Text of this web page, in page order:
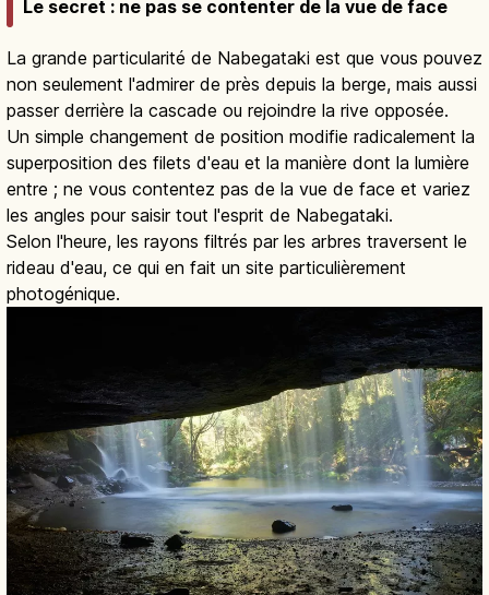
Le secret : ne pas se contenter de la vue de face
La grande particularité de Nabegataki est que vous pouvez
non seulement l'admirer de près depuis la berge, mais aussi
passer derrière la cascade ou rejoindre la rive opposée.
Un simple changement de position modifie radicalement la
superposition des filets d'eau et la manière dont la lumière
entre ; ne vous contentez pas de la vue de face et variez
les angles pour saisir tout l'esprit de Nabegataki.
Selon l'heure, les rayons filtrés par les arbres traversent le
rideau d'eau, ce qui en fait un site particulièrement
photogénique.